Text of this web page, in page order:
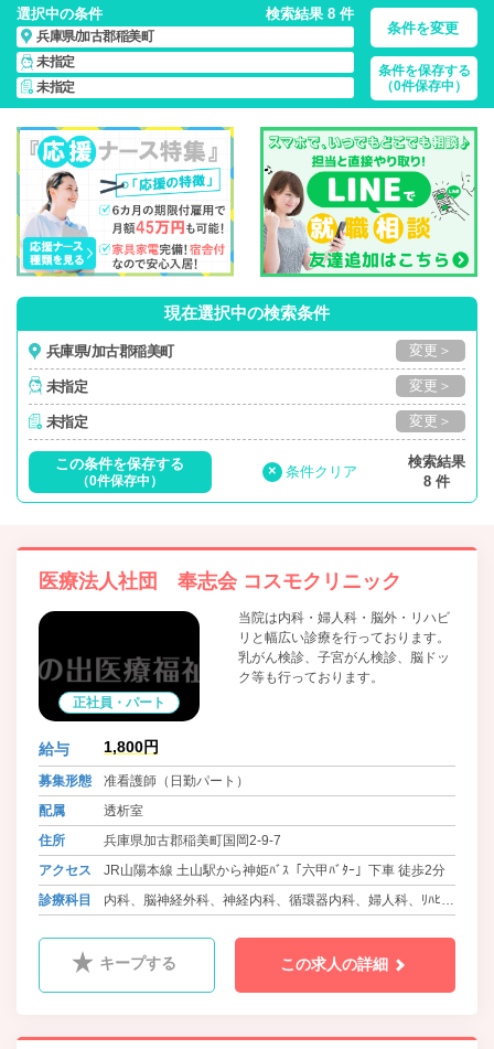
選択中の条件 検索結果 8 件
兵庫県/加古郡稲美町
未指定
未指定
条件を変更
条件を保存する
（0件保存中）
兵庫県/加古郡稲美町/正社員・パート・応援ナース・派遣の
看護師求人・派遣・転職・募集一覧
現在選択中の検索条件
兵庫県/加古郡稲美町 変更＞
未指定 変更＞
未指定 変更＞
この条件を保存する
（0件保存中）
× 条件クリア
検索結果
8 件
医療法人社団 奉志会 コスモクリニック
正社員・パート
当院は内科・婦人科・脳外・リハビ
リと幅広い診療を行っております。
乳がん検診、子宮がん検診、脳ドッ
ク等も行っております。
給与 1,800円
募集形態
准看護師（日勤パート）
配属
透析室
住所
兵庫県加古郡稲美町国岡2-9-7
アクセス
JR山陽本線 土山駅から神姫ﾊﾞｽ「六甲ﾊﾞﾀｰ」下車 徒歩2分
診療科目
内科、脳神経外科、神経内科、循環器内科、婦人科、ﾘﾊﾋﾞﾘ
キープする この求人の詳細